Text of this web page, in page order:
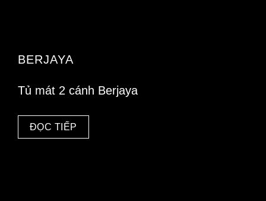
BERJAYA
Tủ mát 2 cánh Berjaya
ĐỌC TIẾP